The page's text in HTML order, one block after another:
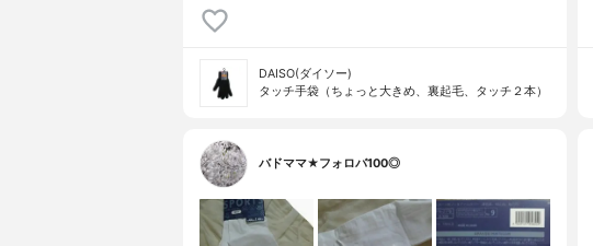
DAISO(ダイソー)
タッチ手袋（ちょっと大きめ、裏起毛、タッチ２本）
バドママ★フォロバ100◎